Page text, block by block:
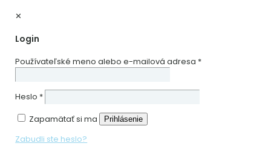
✕
Login
Používateľské meno alebo e-mailová adresa *
Heslo *
Zapamätať si ma
Prihlásenie
Zabudli ste heslo?